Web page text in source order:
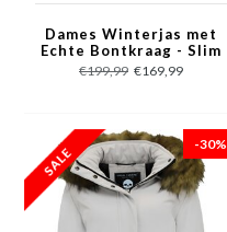
Dames Winterjas met
Echte Bontkraag - Slim
Fit - Zwart
€199,99 €169,99
-30%